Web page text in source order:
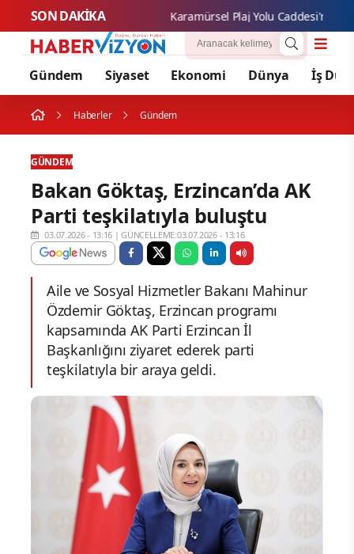
SON DAKİKA
Gündem Siyaset Ekonomi Dünya İş
Haberler Gündem
GÜNDEM
Bakan Göktaş, Erzincan’da AK
Parti teşkilatıyla buluştu
03.07.2026 - 13:16 |GÜNCELLEME:03.07.2026 - 13:16
Aile ve Sosyal Hizmetler Bakanı Mahinur
Özdemir Göktaş, Erzincan programı
kapsamında AK Parti Erzincan İl
Başkanlığını ziyaret ederek parti
teşkilatıyla bir araya geldi.